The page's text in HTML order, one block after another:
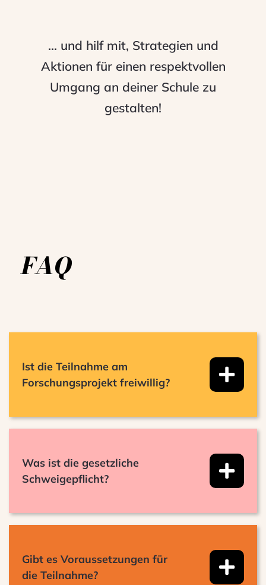
... und hilf mit, Strategien und
Aktionen für einen respektvollen
Umgang an deiner Schule zu
gestalten!
FAQ
Ist die Teilnahme am
Forschungsprojekt freiwillig?
Was ist die gesetzliche
Schweigepflicht?
Gibt es Voraussetzungen für
die Teilnahme?